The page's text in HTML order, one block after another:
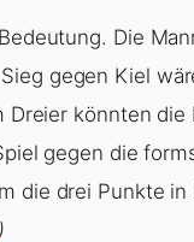
Die
gegen Kiel
könnten die
gegen die
die drei Punkte in
)